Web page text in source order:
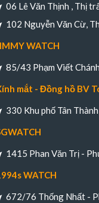
06 Lê Văn Thịnh , Thị
102 Nguyễn Văn Cừ,
WATCH
85/43 Phạm Viết
mắt - Đồng hồ BV
330 Khu phố Tân
1415 Phan Văn Trị -
WATCH
672/76 Thống Nhất -